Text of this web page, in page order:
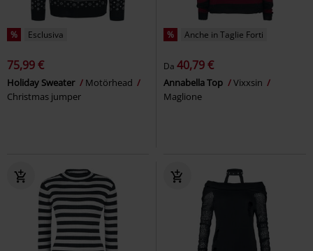
% Esclusiva
75,99 €
Holiday Sweater
Motörhead
Christmas jumper
% Anche in Taglie Forti
Da 40,79 €
Annabella Top
Vixxsin
Maglione